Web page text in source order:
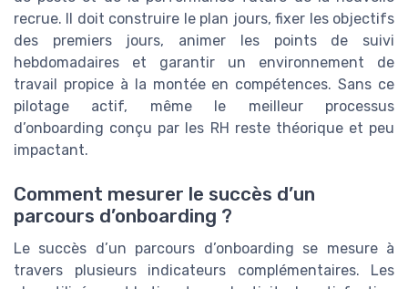
recrue. Il doit construire le plan jours, fixer les objectifs
des premiers jours, animer les points de suivi
hebdomadaires et garantir un environnement de
travail propice à la montée en compétences. Sans ce
pilotage actif, même le meilleur processus
d’onboarding conçu par les RH reste théorique et peu
impactant.
Comment mesurer le succès d’un
parcours d’onboarding ?
Le succès d’un parcours d’onboarding se mesure à
travers plusieurs indicateurs complémentaires. Les